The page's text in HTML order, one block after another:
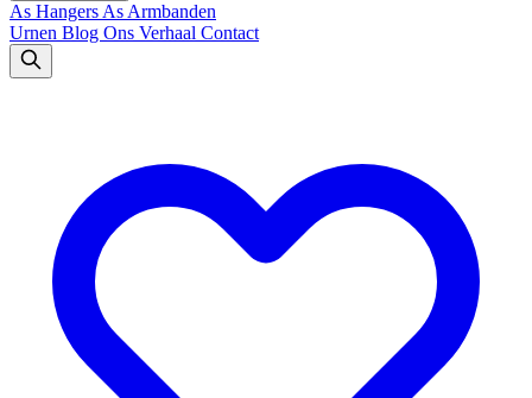
As Hangers As Armbanden
Urnen Blog Ons Verhaal Contact